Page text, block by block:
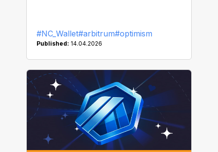
#NC_Wallet#arbitrum#optimism
Published: 14.04.2026